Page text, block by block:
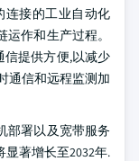
连接的工业自动化
作和生产过程。
提供方便,以减少
通信和远程监测加
部署以及宽带服务
显著增长至2032年.